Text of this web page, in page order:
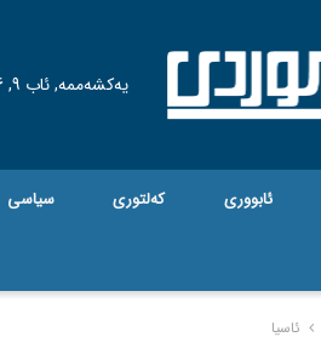
یەکشەممە, ئاب 9, 2026
ئابووری کەلتوری سیاسی
ئاسیا